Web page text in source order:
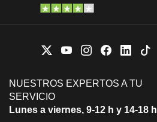
NUESTROS EXPERTOS A TU
SERVICIO
Lunes a viernes, 9-12 h y 14-18 h